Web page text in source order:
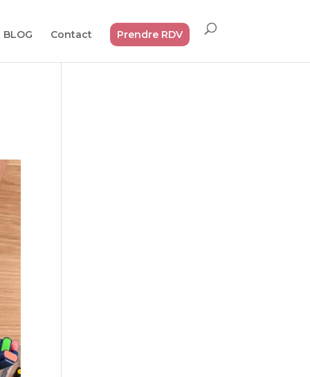
BLOG Contact Prendre RDV